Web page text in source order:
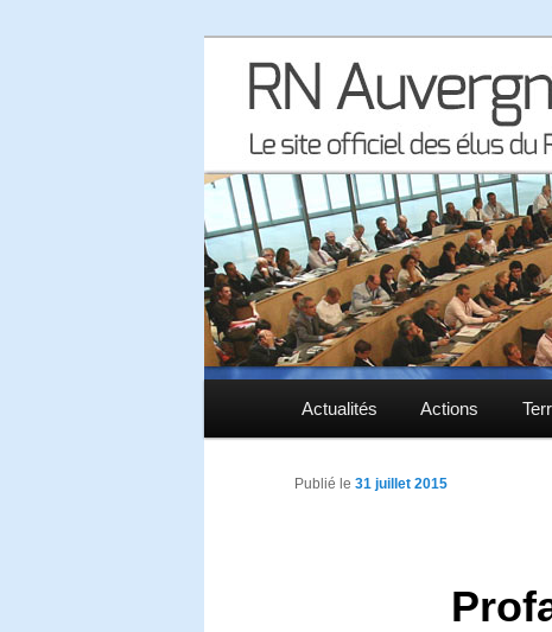
RN Auvergne
Aller au contenu principal
Aller au contenu secondaire
Actualités Actions
Publié le 31 juillet 2015